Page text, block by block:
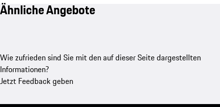
Ähnliche Angebote
Wie zufrieden sind Sie mit den auf dieser Seite dargestellten
Informationen?
Jetzt Feedback geben